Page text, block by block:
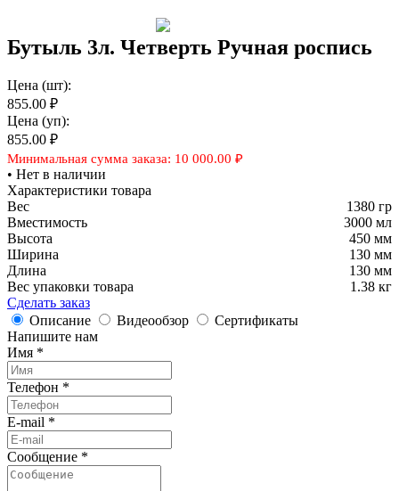
Бутыль 3л. Четверть Ручная роспись
Цена (шт):
855.00 ₽
Цена (уп):
855.00 ₽
Минимальная сумма заказа: 10 000.00 ₽
• Нет в наличии
Характеристики товара
Вес
1380 гр
Вместимость
3000 мл
Высота
450 мм
Ширина
130 мм
Длина
130 мм
Вес упаковки товара
1.38 кг
Сделать заказ
Описание
Видеообзор
Сертификаты
Напишите нам
Имя *
Телефон *
E-mail *
Сообщение *